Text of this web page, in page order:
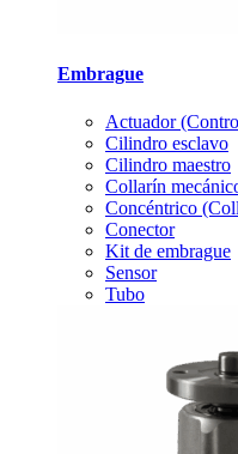
Embrague
Actuador
Cilindro esclavo
Cilindro maestro
Collarín
Concéntrico
Conector
Kit de embrague
Sensor
Tubo